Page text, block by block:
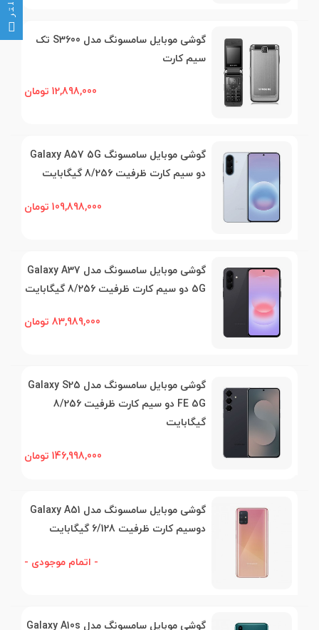
گوشی موبایل سامسونگ مدل S3600 تک
سیم کارت
12,898,000 تومان
گوشی موبایل سامسونگ Galaxy A57 5G
دو سیم کارت ظرفیت 8/256 گیگابایت
109,898,000 تومان
گوشی موبایل سامسونگ مدل Galaxy A37
5G دو سیم کارت ظرفیت 8/256 گیگابایت
83,989,000 تومان
گوشی موبایل سامسونگ مدل Galaxy S25
FE 5G دو سیم کارت ظرفیت 8/256
گیگابایت
146,998,000 تومان
گوشی موبایل سامسونگ مدل Galaxy A51
دوسیم کارت ظرفیت 6/128 گیگابایت
- اتمام موجودی -
گوشی موبایل سامسونگ مدل Galaxy A10s